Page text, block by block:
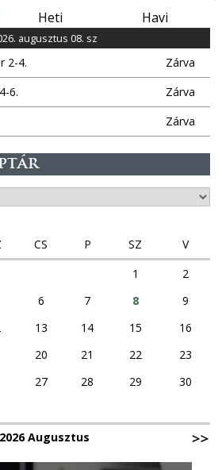
Heti Havi
augusztus 08. sz
2-4.
Zárva
6.
Zárva
Zárva
CS P SZ
V
1
2
6 7 8
9
13 14 15
16
20 21 22
23
27 28 29
30
2026 Augusztus